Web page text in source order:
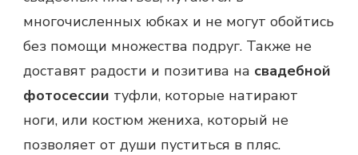
многочисленных юбках и не могут обойтись
без помощи множества подруг. Также не
доставят радости и позитива на свадебной
фотосессии туфли, которые натирают
ноги, или костюм жениха, который не
позволяет от души пуститься в пляс.